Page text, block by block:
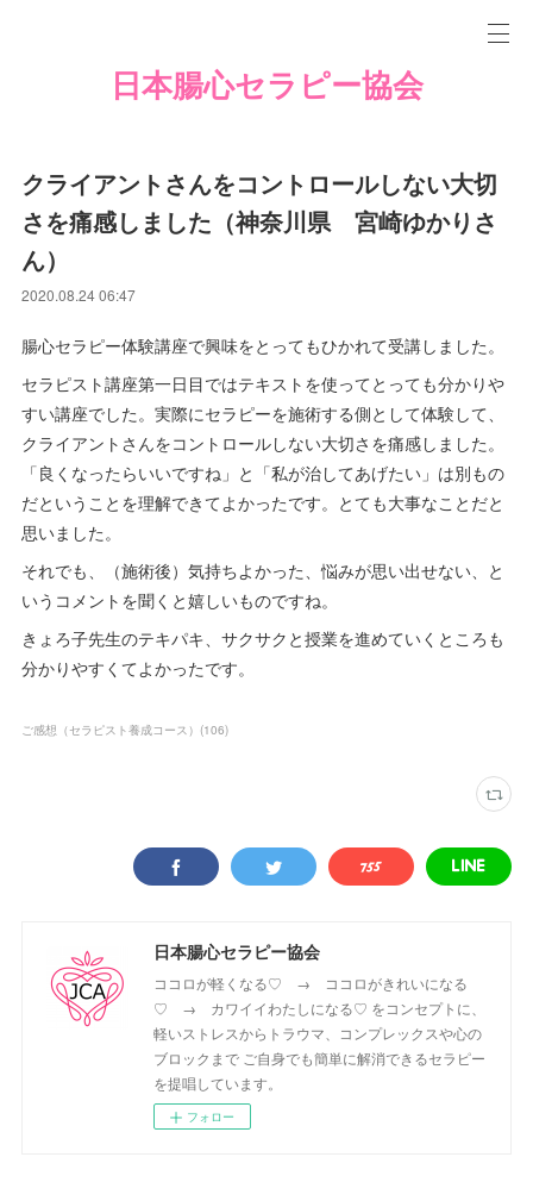
日本腸心セラピー協会
クライアントさんをコントロールしない大切
さを痛感しました（神奈川県 宮崎ゆかりさ
ん）
2020.08.24 06:47
腸心セラピー体験講座で興味をとってもひかれて受講しました。
セラピスト講座第一日目ではテキストを使ってとっても分かりや
すい講座でした。実際にセラピーを施術する側として体験して、
クライアントさんをコントロールしない大切さを痛感しました。
「良くなったらいいですね」と「私が治してあげたい」は別もの
だということを理解できてよかったです。とても大事なことだと
思いました。
それでも、（施術後）気持ちよかった、悩みが思い出せない、と
いうコメントを聞くと嬉しいものですね。
きょろ子先生のテキパキ、サクサクと授業を進めていくところも
分かりやすくてよかったです。
ご感想（セラピスト養成コース） (106)
日本腸心セラピー協会
ココロが軽くなる♡ → ココロがきれいになる
♡ → カワイイわたしになる♡ をコンセプトに、
軽いストレスからトラウマ、コンプレックスや心の
ブロックまで ご自身でも簡単に解消できるセラピー
を提唱しています。
フォロー